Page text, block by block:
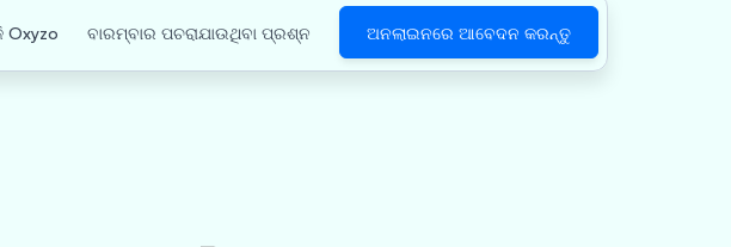
Oxyzo ବାରମ୍ବାର ପଚରାଯାଉଥିବା ପ୍ରଶ୍ନ ଅନଲାଇନରେ ଆବେଦନ କରନ୍ତୁ